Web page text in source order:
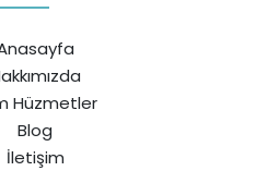
Hüzmetler
Blog
İletişim